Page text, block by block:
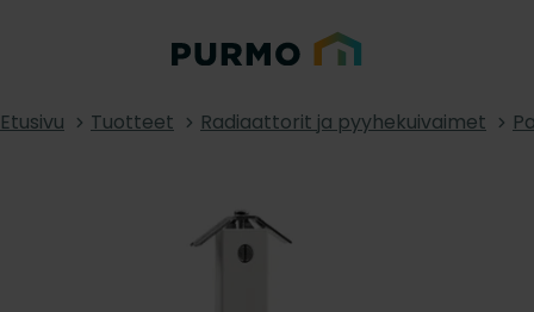
Etusivu Tuotteet Radiaattorit ja pyyhekuivaimet